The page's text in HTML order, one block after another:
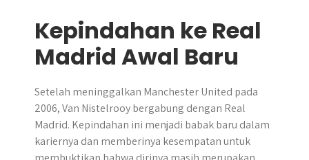
Kepindahan ke Real
Madrid Awal Baru
Setelah meninggalkan Manchester United pada
2006, Van Nistelrooy bergabung dengan Real
Madrid. Kepindahan ini menjadi babak baru dalam
kariernya dan memberinya kesempatan untuk